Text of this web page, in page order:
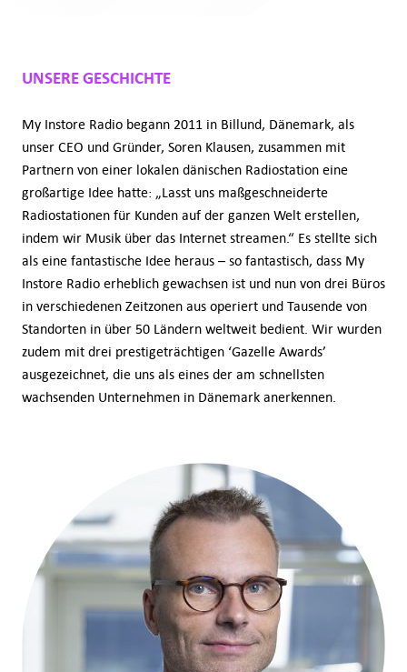
UNSERE GESCHICHTE
My Instore Radio begann 2011 in Billund, Dänemark, als
unser CEO und Gründer, Soren Klausen, zusammen mit
Partnern von einer lokalen dänischen Radiostation eine
großartige Idee hatte: „Lasst uns maßgeschneiderte
Radiostationen für Kunden auf der ganzen Welt erstellen,
indem wir Musik über das Internet streamen.“ Es stellte sich
als eine fantastische Idee heraus – so fantastisch, dass My
Instore Radio erheblich gewachsen ist und nun von drei Büros
in verschiedenen Zeitzonen aus operiert und Tausende von
Standorten in über 50 Ländern weltweit bedient. Wir wurden
zudem mit drei prestigeträchtigen ‘Gazelle Awards’
ausgezeichnet, die uns als eines der am schnellsten
wachsenden Unternehmen in Dänemark anerkennen.